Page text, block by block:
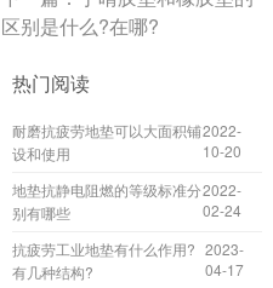
区别是什么?在哪?
热门阅读
耐磨抗疲劳地垫可以大面积铺
设和使用
2022-
10-20
地垫抗静电阻燃的等级标准分
别有哪些
2022-
02-24
抗疲劳工业地垫有什么作用?
有几种结构?
2023-
04-17